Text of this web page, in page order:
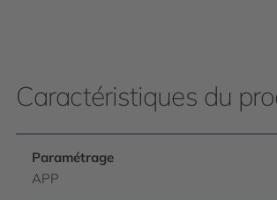
Caractéristiques du
Paramétrage
APP